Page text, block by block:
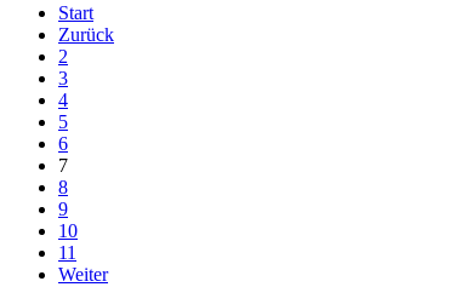
Start
Zurück
2
3
4
5
6
7
8
9
10
11
Weiter